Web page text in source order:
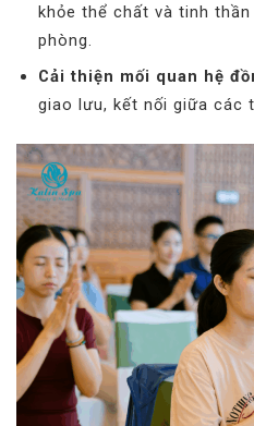
khỏe thể chất và tinh
phòng.
Cải thiện mối quan hệ
giao lưu, kết nối giữa các